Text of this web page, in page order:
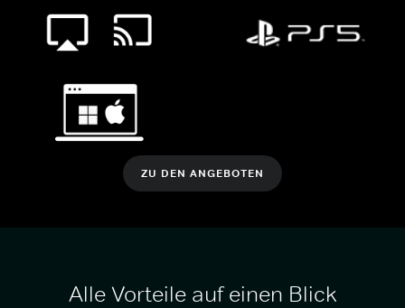
ZU DEN ANGEBOTEN
Alle Vorteile auf einen Blick